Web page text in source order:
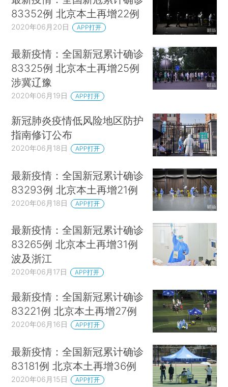
83352例 北京本土再增22例
2020年06月20日 APP打开
最新疫情：全国新冠累计确诊
83325例 北京本土再增25例
涉冀辽豫
2020年06月19日 APP打开
新冠肺炎疫情低风险地区防护
指南修订公布
2020年06月18日 APP打开
最新疫情：全国新冠累计确诊
83293例 北京本土再增21例
2020年06月18日 APP打开
最新疫情：全国新冠累计确诊
83265例 北京本土再增31例
波及浙江
2020年06月17日 APP打开
最新疫情：全国新冠累计确诊
83221例 北京本土再增27例
2020年06月16日 APP打开
最新疫情：全国新冠累计确诊
83181例 北京本土再增36例
2020年06月15日 APP打开